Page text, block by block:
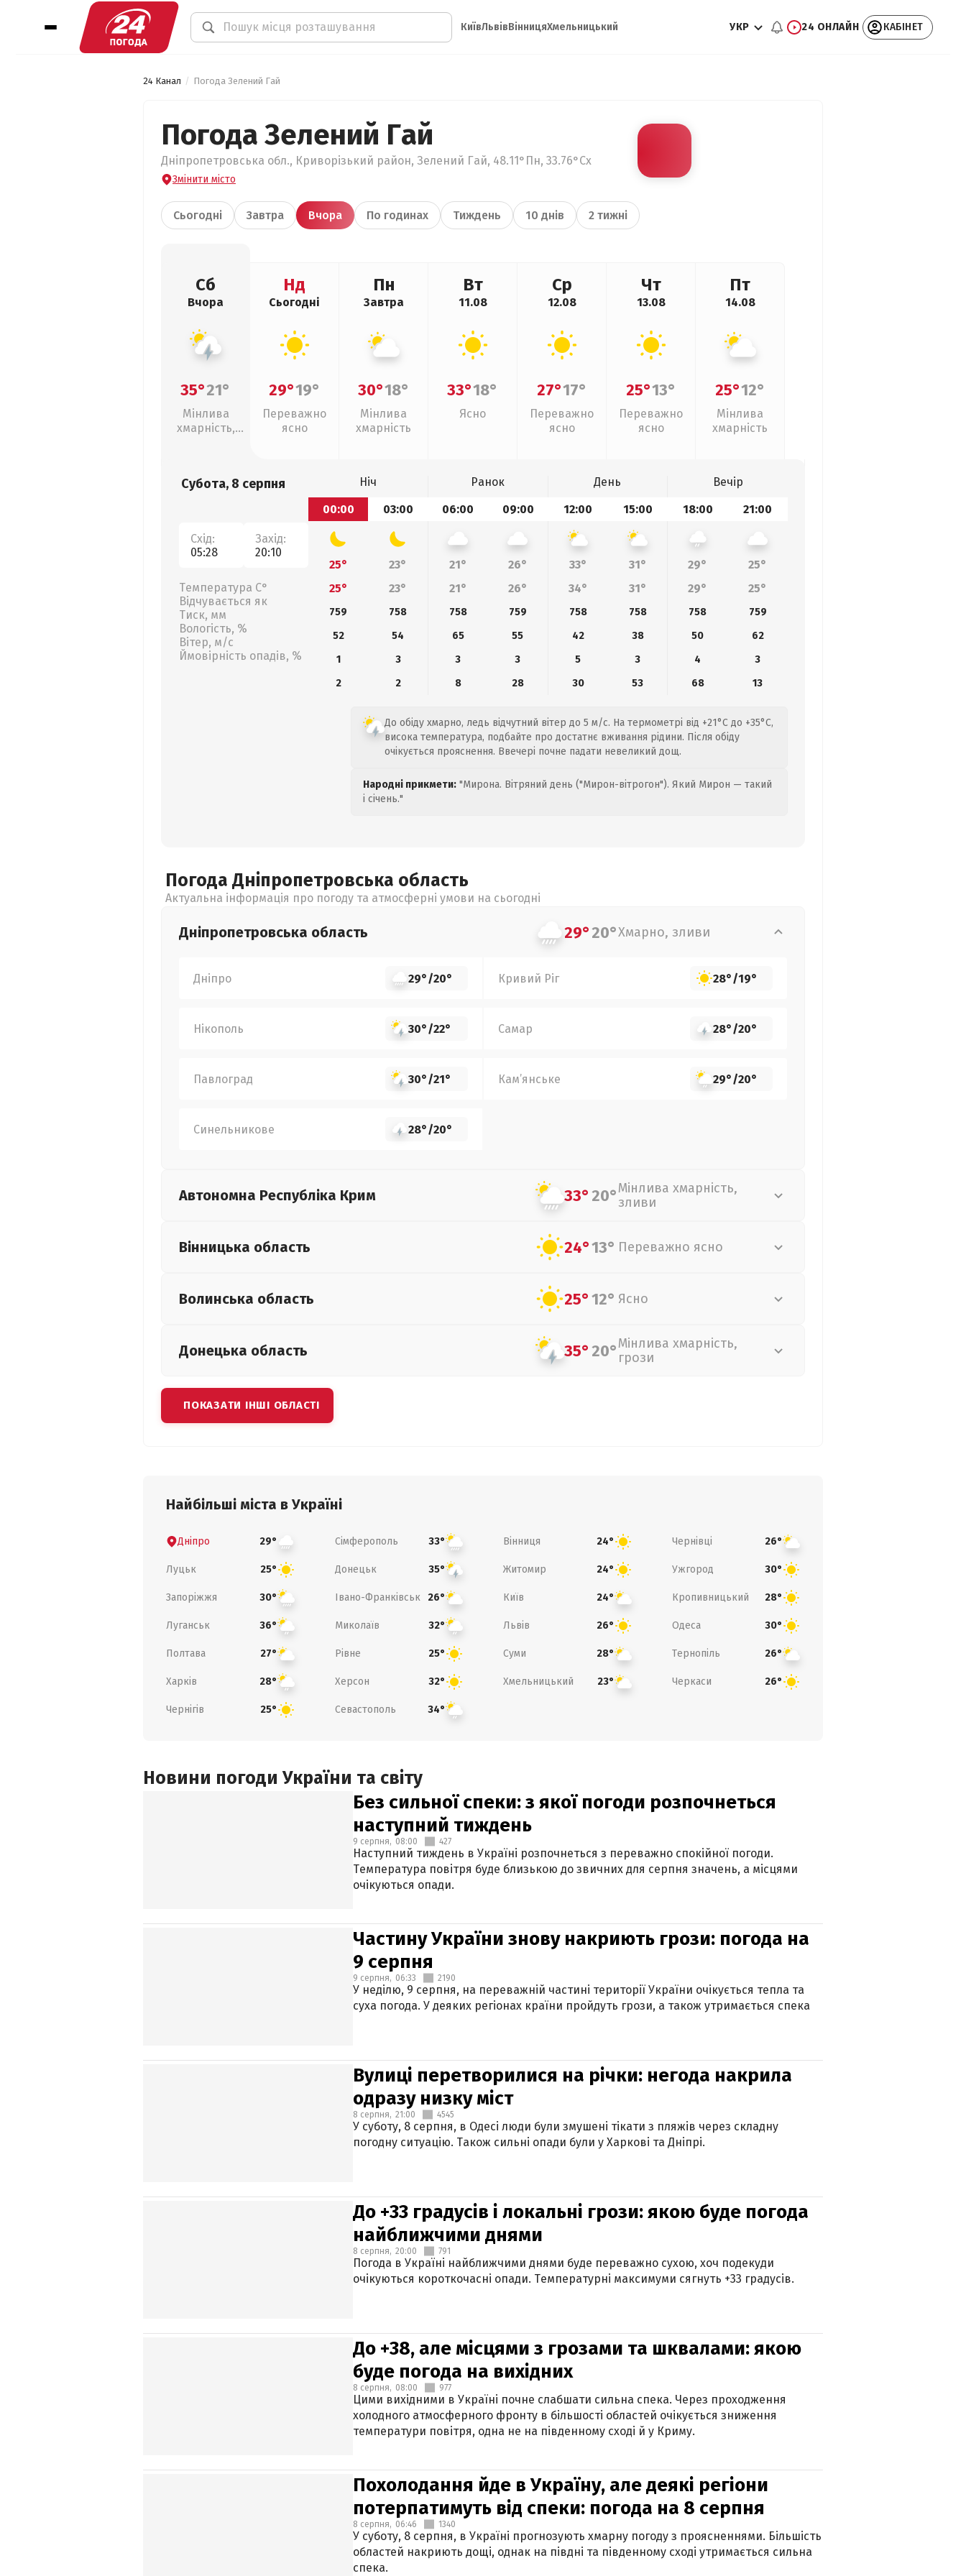
КиївЛьвівВінницяХмельницький УКР 24 ОНЛАЙН КАБІНЕТ
24 Канал Погода Зелений Гай
Погода Зелений Гай
Дніпропетровська обл., Криворізький район, Зелений Гай, 48.11°Пн, 33.76°Сх
Змінити місто
Сьогодні Завтра Вчора По годинах Тиждень 10 днів 2 тижні
Сб
Вчора
35°21°
Мінлива
хмарність,
Нд
Сьогодні
29°19°
Переважно
ясно
Пн
Завтра
30°18°
Мінлива
хмарність
Вт
11.08
33°18°
Ясно
Ср
12.08
27°17°
Переважно
ясно
Чт
13.08
25°13°
Переважно
ясно
Пт
14.08
25°12°
Мінлива
хмарність
Субота, 8 серпня
Схід:
05:28
Захід:
20:10
Температура С°
Відчувається як
Тиск, мм
Вологість, %
Вітер, м/с
Ймовірність опадів, %
Ніч Ранок День
Вечір
00:00
03:00 06:00 09:00 12:00 15:00 18:00 21:00
25° 23° 21° 26° 33° 31° 29°
25°
25°
23° 21° 26° 34° 31° 29° 25°
759 758 758 759 758 758 758
759
52
54 65 55 42 38 50
62
1
3 3 3 5 3 4
3
2
2 8 28 30 53 68 13
До обіду хмарно, ледь відчутний вітер до 5 м/с. На термометрі від +21°C до +35°C,
висока температура, подбайте про достатнє вживання рідини. Після обіду
очікується прояснення. Ввечері почне падати невеликий дощ.
Народні прикмети: "Мирона. Вітряний день ("Мирон-вітрогон"). Який Мирон — такий
і січень."
Погода Дніпропетровська область
Актуальна інформація про погоду та атмосферні умови на сьогодні
Дніпропетровська область 29°20°Хмарно, зливи
Дніпро 29°/20° Кривий Ріг 28°/19°
Нікополь 30°/22° Самар 28°/20°
Павлоград 30°/21° Кам’янське 29°/20°
Синельникове 28°/20°
Автономна Республіка Крим 33°20°Мінлива хмарність,
зливи
Вінницька область 24°13° Переважно ясно
Волинська область 25°12° Ясно
Донецька область 35°20°Мінлива хмарність,
грози
ПОКАЗАТИ ІНШІ ОБЛАСТІ
Найбільші міста в Україні
Дніпро 29° Сімферополь 33° Вінниця 24° Чернівці 26°
Луцьк 25° Донецьк 35° Житомир 24° Ужгород 30°
Запоріжжя 30° Івано-Франківськ 26° Київ 24° Кропивницький 28°
Луганськ 36° Миколаїв 32° Львів 26° Одеса 30°
Полтава 27° Рівне 25° Суми 28° Тернопіль 26°
Харків 28° Херсон 32° Хмельницький 23° Черкаси 26°
Чернігів 25° Севастополь 34°
Новини погоди України та світу
Без сильної спеки: з якої погоди розпочнеться
наступний тиждень
9 серпня, 08:00 427
Наступний тиждень в Україні розпочнеться з переважно спокійної погоди.
Температура повітря буде близькою до звичних для серпня значень, а місцями
очікуються опади.
Частину України знову накриють грози: погода на
9 серпня
9 серпня, 06:33 2190
У неділю, 9 серпня, на переважній частині території України очікується тепла та
суха погода. У деяких регіонах країни пройдуть грози, а також утримається спека
Вулиці перетворилися на річки: негода накрила
одразу низку міст
8 серпня, 21:00 4545
У суботу, 8 серпня, в Одесі люди були змушені тікати з пляжів через складну
погодну ситуацію. Також сильні опади були у Харкові та Дніпрі.
До +33 градусів і локальні грози: якою буде погода
найближчими днями
8 серпня, 20:00 791
Погода в Україні найближчими днями буде переважно сухою, хоч подекуди
очікуються короткочасні опади. Температурні максимуми сягнуть +33 градусів.
До +38, але місцями з грозами та шквалами: якою
буде погода на вихідних
8 серпня, 08:00 977
Цими вихідними в Україні почне слабшати сильна спека. Через проходження
холодного атмосферного фронту в більшості областей очікується зниження
температури повітря, одна не на південному сході й у Криму.
Похолодання йде в Україну, але деякі регіони
потерпатимуть від спеки: погода на 8 серпня
8 серпня, 06:46 1340
У суботу, 8 серпня, в Україні прогнозують хмарну погоду з проясненнями. Більшість
областей накриють дощі, однак на півдні та південному сході утримається сильна
спека.